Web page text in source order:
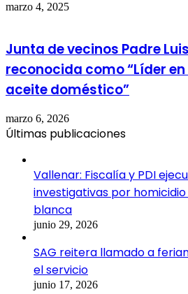
marzo 4, 2025
Junta de vecinos Padre
reconocida como “Líder
aceite doméstico”
marzo 6, 2026
Últimas publicaciones
Vallenar: Fiscalía y PDI
investigativas por
blanca
junio 29, 2026
SAG reitera llamado a
el servicio
junio 17, 2026